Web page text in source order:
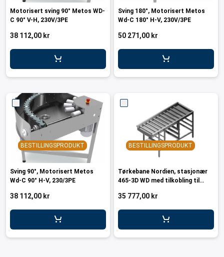
Motorisert sving 90° Metos WD-
C 90° V-H, 230V/3PE
38 112,00 kr
Sving 180°, Motorisert Metos
Wd-C 180° H-V, 230V/3PE
50 271,00 kr
BESTILLINGSPRODUKT
Sving 90°, Motorisert Metos
Wd-C 90° H-V, 230/3PE
38 112,00 kr
BESTILLINGSPRODUKT
Tørkebane Nordien, stasjonær
465-3D WD med tilkobling til
35 777,00 kr